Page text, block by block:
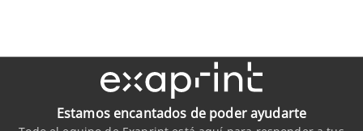
Estamos encantados de poder ayudarte